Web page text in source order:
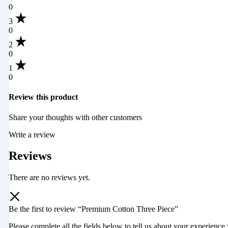
0
3
0
2
0
1
0
Review this product
Share your thoughts with other customers
Write a review
Reviews
There are no reviews yet.
Be the first to review “Premium Cotton Three Piece”